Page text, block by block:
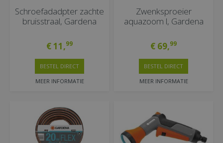
Schroefadadpter zachte
bruisstraal, Gardena
€11,99
MEER INFORMATIE
BESTEL DIRECT
Zwenksproeier
aquazoom l, Gardena
€ 69,99
MEER INFORMATIE
BESTEL DIRECT